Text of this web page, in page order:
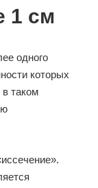
1 см
одного
которых
в таком